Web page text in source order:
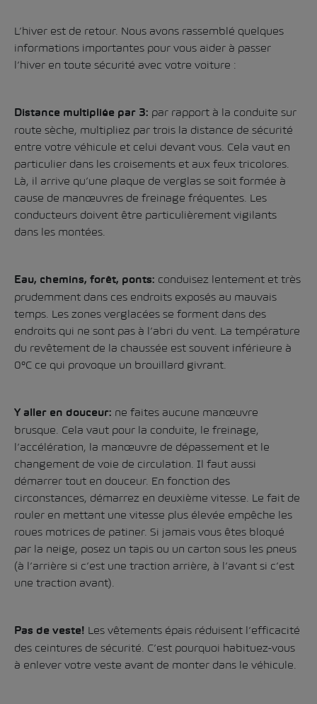
L’hiver est de retour. Nous avons rassemblé quelques
informations importantes pour vous aider à passer
l’hiver en toute sécurité avec votre voiture :
Distance multipliée par 3: par rapport à la conduite sur
route sèche, multipliez par trois la distance de sécurité
entre votre véhicule et celui devant vous. Cela vaut en
particulier dans les croisements et aux feux tricolores.
Là, il arrive qu’une plaque de verglas se soit formée à
cause de manœuvres de freinage fréquentes. Les
conducteurs doivent être particulièrement vigilants
dans les montées.
Eau, chemins, forêt, ponts: conduisez lentement et très
prudemment dans ces endroits exposés au mauvais
temps. Les zones verglacées se forment dans des
endroits qui ne sont pas à l’abri du vent. La température
du revêtement de la chaussée est souvent inférieure à
0°C ce qui provoque un brouillard givrant.
Y aller en douceur: ne faites aucune manœuvre
brusque. Cela vaut pour la conduite, le freinage,
l’accélération, la manœuvre de dépassement et le
changement de voie de circulation. Il faut aussi
démarrer tout en douceur. En fonction des
circonstances, démarrez en deuxième vitesse. Le fait de
rouler en mettant une vitesse plus élevée empêche les
roues motrices de patiner. Si jamais vous êtes bloqué
par la neige, posez un tapis ou un carton sous les pneus
(à l’arrière si c’est une traction arrière, à l’avant si c’est
une traction avant).
Pas de veste! Les vêtements épais réduisent l’efficacité
des ceintures de sécurité. C’est pourquoi habituez-vous
à enlever votre veste avant de monter dans le véhicule.